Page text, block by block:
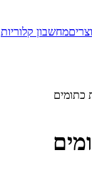
מחשבון קלוריות
כתומים